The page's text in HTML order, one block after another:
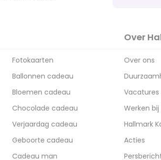
Fotokaarten
Ballonnen cadeau
Bloemen cadeau
Chocolade cadeau
Verjaardag cadeau
Geboorte cadeau
Cadeau man
Over
Over ons
Vacatures
Werken
Hallmark
Acties